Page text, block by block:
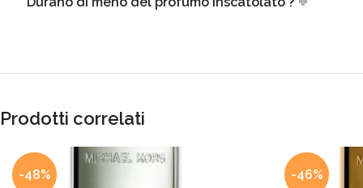
Prodotti correlati
-48% -46%